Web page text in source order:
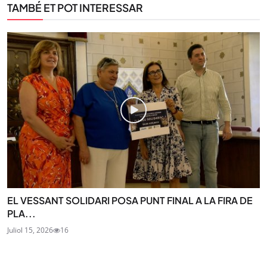
TAMBÉ ET POT INTERESSAR
EL VESSANT SOLIDARI POSA PUNT FINAL A LA FIRA DE
PLA...
Juliol 15, 2026 16